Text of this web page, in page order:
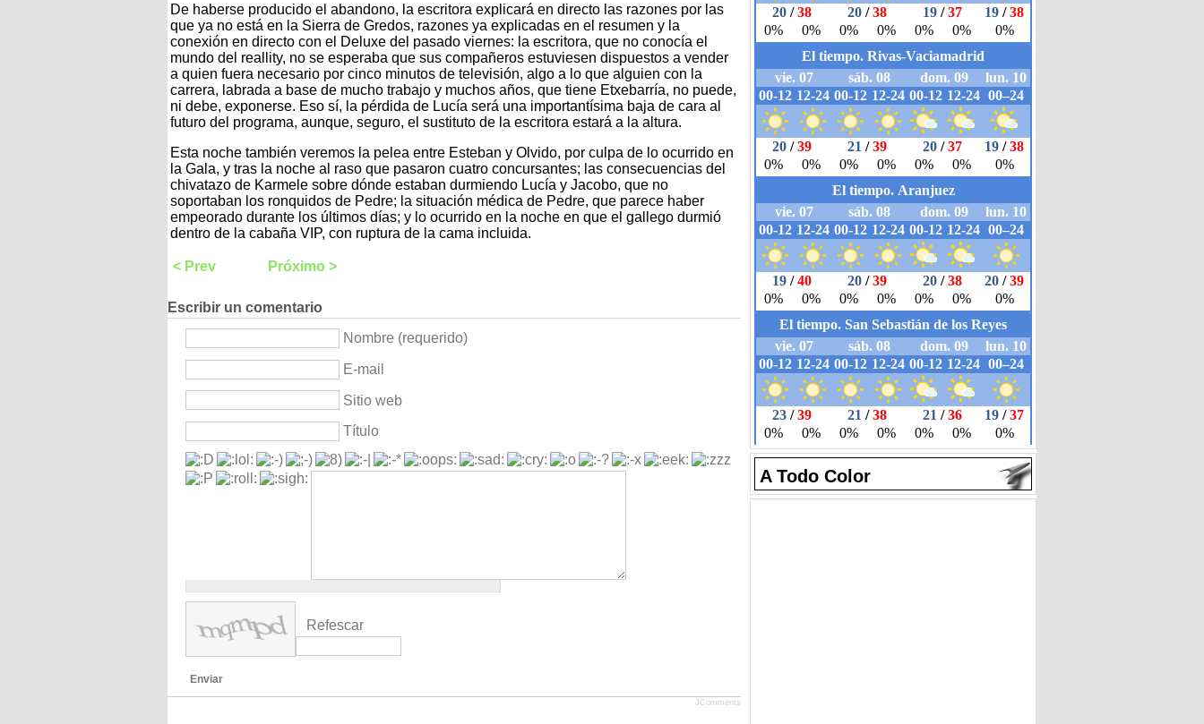
De haberse producido el abandono, la escritora explicará en directo las razones por las
que ya no está en la Sierra de Gredos, razones ya explicadas en el resumen y la
conexión en directo con el Deluxe del pasado viernes: la escritora, que no conocía el
mundo del reallity, no se esperaba que sus compañeros estuviesen dispuestos a vender
a quien fuera necesario por cinco minutos de televisión, algo a lo que alguien con la
carrera, labrada a base de mucho trabajo y muchos años, que tiene Etxebarría, no puede,
ni debe, exponerse. Eso sí, la pérdida de Lucía será una importantísima baja de cara al
futuro del programa, aunque, seguro, el sustituto de la escritora estará a la altura.
Esta noche también veremos la pelea entre Esteban y Olvido, por culpa de lo ocurrido en
la Gala, y tras la noche al raso que pasaron cuatro concursantes; las consecuencias del
chivatazo de Karmele sobre dónde estaban durmiendo Lucía y Jacobo, que no
soportaban los ronquidos de Pedre; la situación médica de Pedre, que parece haber
empeorado durante los últimos días; y lo ocurrido en la noche en que el gallego durmió
dentro de la cabaña VIP, con ruptura de la cama incluida.
< Prev Próximo >
Escribir un comentario
Nombre (requerido)
E-mail
Sitio web
Título
Refescar
Enviar
JComments
A Todo Color